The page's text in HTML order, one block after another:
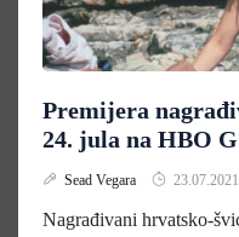
Premijera
24. jula na HBO
Sead Vegara
Nagrađivani hrvatsko-